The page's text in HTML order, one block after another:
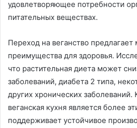
удовлетворяющее потребности
питательных веществах.
Переход на веганство
преимущества для здоровья.
что растительная диета может
заболеваний, диабета 2 типа,
других хронических заболеваний.
веганская кухня является более
поддерживает устойчивое